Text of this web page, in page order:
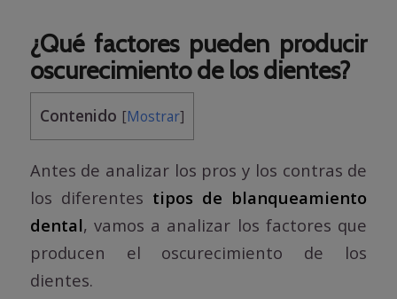
¿Qué factores pueden producir
oscurecimiento de los dientes?
Contenido [Mostrar]
Antes de analizar los pros y los contras de
los diferentes tipos de blanqueamiento
dental, vamos a analizar los factores que
producen el oscurecimiento de los
dientes.